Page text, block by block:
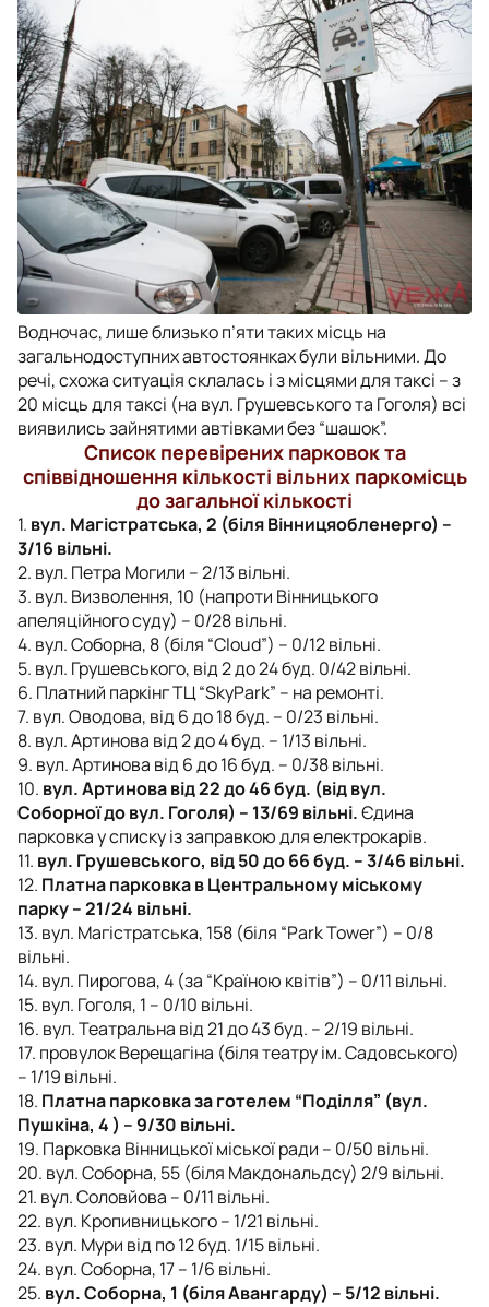
Водночас, лише близько п’яти таких місць на
загальнодоступних автостоянках були вільними. До
речі, схожа ситуація склалась і з місцями для таксі – з
20 місць для таксі (на вул. Грушевського та Гоголя) всі
виявились зайнятими автівками без “шашок”.
Список перевірених парковок та
співвідношення кількості вільних паркомісць
до загальної кількості
1. вул. Магістратська, 2 (біля Вінницяобленерго) –
3/16 вільні.
2. вул. Петра Могили – 2/13 вільні.
3. вул. Визволення, 10 (напроти Вінницького
апеляційного суду) – 0/28 вільні.
4. вул. Соборна, 8 (біля “Cloud”) – 0/12 вільні.
5. вул. Грушевського, від 2 до 24 буд. 0/42 вільні.
6. Платний паркінг ТЦ “SkyPark” – на ремонті.
7. вул. Оводова, від 6 до 18 буд. – 0/23 вільні.
8. вул. Артинова від 2 до 4 буд. – 1/13 вільні.
9. вул. Артинова від 6 до 16 буд. – 0/38 вільні.
10. вул. Артинова від 22 до 46 буд. (від вул.
Соборної до вул. Гоголя) – 13/69 вільні.Єдина
парковка у списку із заправкою для електрокарів.
11. вул. Грушевського, від 50 до 66 буд. – 3/46 вільні.
12. Платна парковка в Центральному міському
парку – 21/24 вільні.
13. вул. Магістратська, 158 (біля “Park Tower”) – 0/8
вільні.
14. вул. Пирогова, 4 (за “Країною квітів”) – 0/11 вільні.
15. вул. Гоголя, 1 – 0/10 вільні.
16. вул. Театральна від 21 до 43 буд. – 2/19 вільні.
17. провулок Верещагіна (біля театру ім. Садовського)
– 1/19 вільні.
18. Платна парковка за готелем “Поділля” (вул.
Пушкіна, 4 ) – 9/30 вільні.
19. Парковка Вінницької міської ради – 0/50 вільні.
20. вул. Соборна, 55 (біля Макдональдсу) 2/9 вільні.
21. вул. Соловйова – 0/11 вільні.
22. вул. Кропивницького – 1/21 вільні.
23. вул. Мури від по 12 буд. 1/15 вільні.
24. вул. Соборна, 17 – 1/6 вільні.
25. вул. Соборна, 1 (біля Авангарду) – 5/12 вільні.